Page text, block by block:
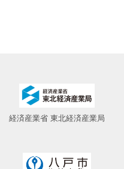
経済産業省 東北経済産業局